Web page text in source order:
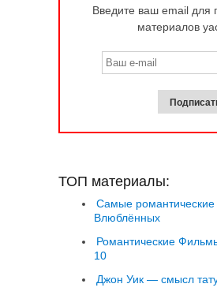
Введите ваш email для
материалов
ТОП материалы:
Самые
Влюблённых
Романтические
10
Джон Уик — смысл